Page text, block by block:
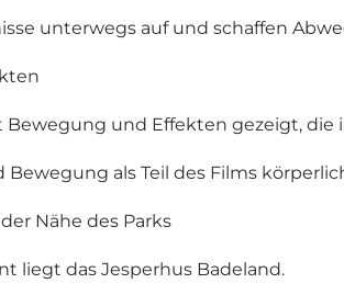
unterwegs auf und schaffen
und Effekten gezeigt, die
als Teil des Films
Nähe des Parks
liegt das Jesperhus Badeland.